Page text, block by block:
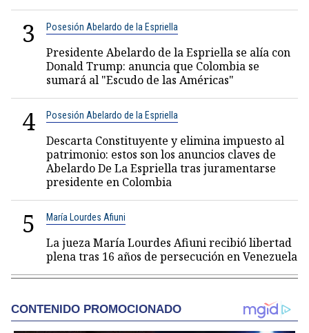
3 Posesión Abelardo de la Espriella
Presidente Abelardo de la Espriella se alía con
Donald Trump: anuncia que Colombia se
sumará al "Escudo de las Américas"
4 Posesión Abelardo de la Espriella
Descarta Constituyente y elimina impuesto al
patrimonio: estos son los anuncios claves de
Abelardo De La Espriella tras juramentarse
presidente en Colombia
5 María Lourdes Afiuni
La jueza María Lourdes Afiuni recibió libertad
plena tras 16 años de persecución en Venezuela